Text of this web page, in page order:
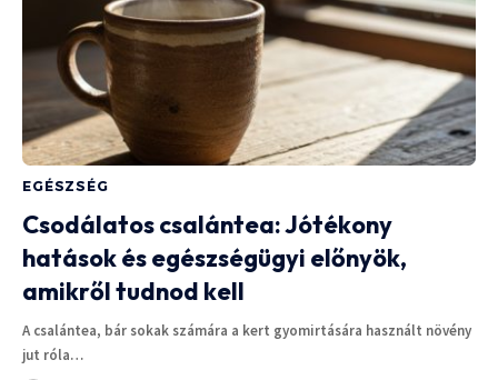
EGÉSZSÉG
Csodálatos csalántea: Jótékony
hatások és egészségügyi előnyök,
amikről tudnod kell
A csalántea, bár sokak számára a kert gyomirtására használt növény
jut róla…